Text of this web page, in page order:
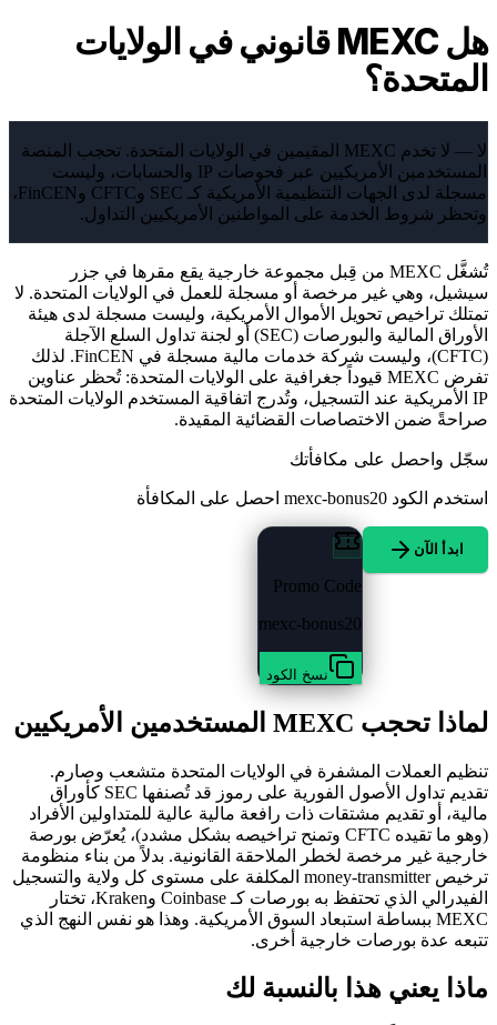
هل MEXC قانوني في الولايات
المتحدة؟
لا — لا تخدم MEXC المقيمين في الولايات المتحدة. تحجب المنصة
المستخدمين الأمريكيين عبر فحوصات IP والحسابات، وليست
مسجلة لدى الجهات التنظيمية الأمريكية كـ SEC وCFTC وFinCEN،
وتحظر شروط الخدمة على المواطنين الأمريكيين التداول.
تُشغَّل MEXC من قِبل مجموعة خارجية يقع مقرها في جزر
سيشيل، وهي غير مرخصة أو مسجلة للعمل في الولايات المتحدة. لا
تمتلك تراخيص تحويل الأموال الأمريكية، وليست مسجلة لدى هيئة
الأوراق المالية والبورصات (SEC) أو لجنة تداول السلع الآجلة
(CFTC)، وليست شركة خدمات مالية مسجلة في FinCEN. لذلك
تفرض MEXC قيوداً جغرافية على الولايات المتحدة: تُحظر عناوين
IP الأمريكية عند التسجيل، وتُدرج اتفاقية المستخدم الولايات المتحدة
صراحةً ضمن الاختصاصات القضائية المقيدة.
سجّل واحصل على مكافأتك
استخدم الكود mexc-bonus20 احصل على المكافأة
ابدأ الآن
Promo Code
mexc-bonus20
نسخ الكود
لماذا تحجب MEXC المستخدمين الأمريكيين
تنظيم العملات المشفرة في الولايات المتحدة متشعب وصارم.
تقديم تداول الأصول الفورية على رموز قد تُصنفها SEC كأوراق
مالية، أو تقديم مشتقات ذات رافعة مالية عالية للمتداولين الأفراد
(وهو ما تقيده CFTC وتمنح تراخيصه بشكل مشدد)، يُعرّض بورصة
خارجية غير مرخصة لخطر الملاحقة القانونية. بدلاً من بناء منظومة
ترخيص money-transmitter المكلفة على مستوى كل ولاية والتسجيل
الفيدرالي الذي تحتفظ به بورصات كـ Coinbase وKraken، تختار
MEXC ببساطة استبعاد السوق الأمريكية. وهذا هو نفس النهج الذي
تتبعه عدة بورصات خارجية أخرى.
ماذا يعني هذا بالنسبة لك